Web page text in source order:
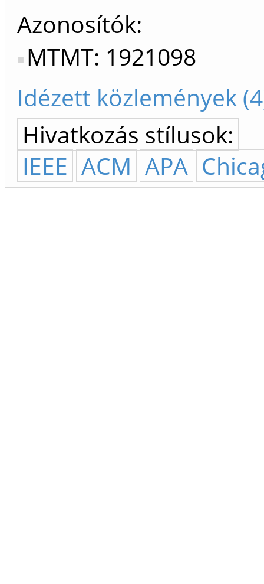
Azonosítók
MTMT: 1921098
Idézett közlemények
Hivatkozás stílusok:
IEEE ACM APA